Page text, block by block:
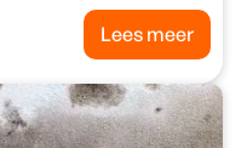
Lees meer